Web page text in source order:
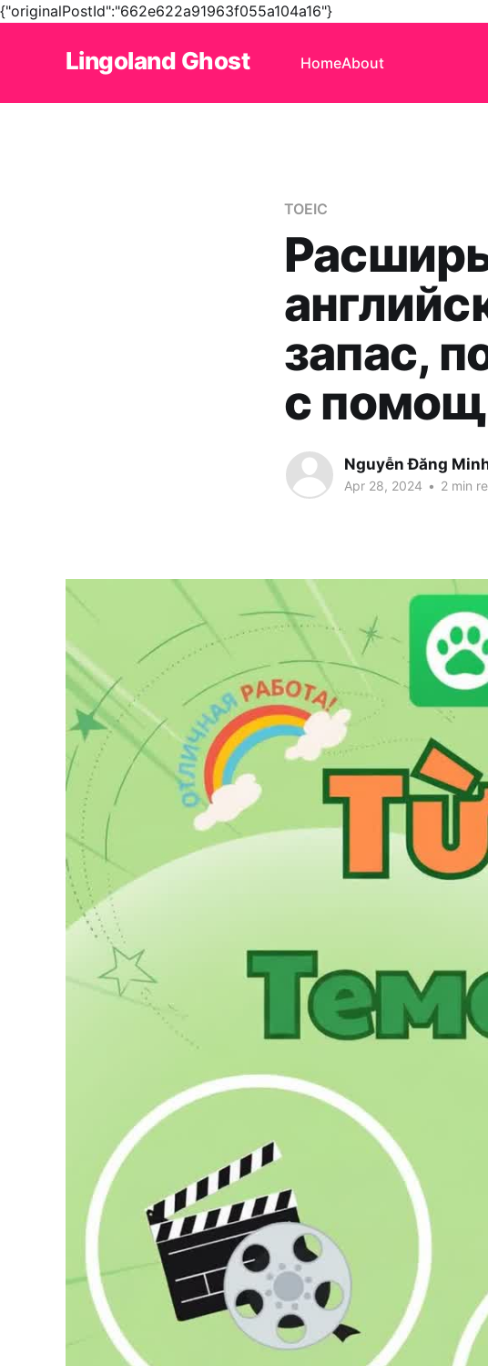
{"originalPostId":"662e622a91963f055a104a16"}
Lingoland Ghost HomeAbout
TOEIC
запас,
с
Nguyễn Đăng
Apr 28, 2024 • 2 min